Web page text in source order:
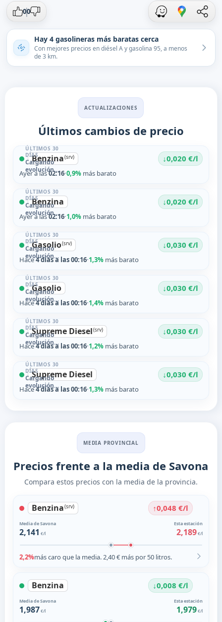
00
Hay 4 gasolineras más baratas cerca
Con mejores precios en diésel A y gasolina 95, a menos
de 3 km.
ACTUALIZACIONES
Últimos cambios de precio
Benzina(srv) ↓0,020 €/l
Ayer a las02:16·0,9%más barato
ÚLTIMOS 30
DÍAS
Cargando
evolución…
Benzina ↓0,020 €/l
Ayer a las02:16·1,0%más barato
ÚLTIMOS 30
DÍAS
Cargando
evolución…
Gasolio(srv) ↓0,030 €/l
Hace4 días a las 00:16·1,3%más barato
ÚLTIMOS 30
DÍAS
Cargando
evolución…
Gasolio ↓0,030 €/l
Hace4 días a las 00:16·1,4%más barato
ÚLTIMOS 30
DÍAS
Cargando
evolución…
Supreme Diesel(srv) ↓0,030 €/l
Hace4 días a las 00:16·1,2%más barato
ÚLTIMOS 30
DÍAS
Cargando
evolución…
Supreme Diesel ↓0,030 €/l
Hace4 días a las 00:16·1,3%más barato
ÚLTIMOS 30
DÍAS
Cargando
evolución…
MEDIA PROVINCIAL
Precios frente a la media de Savona
Compara estos precios con la media de la provincia.
Benzina(srv) ↑0,048 €/l
Media de Savona
2,141 €/l
Esta estación
2,189€/l
2,2%más caro que la media. 2,40 € más por 50 litros.
Benzina ↓0,008 €/l
Media de Savona
1,987€/l
Esta estación
1,979€/l